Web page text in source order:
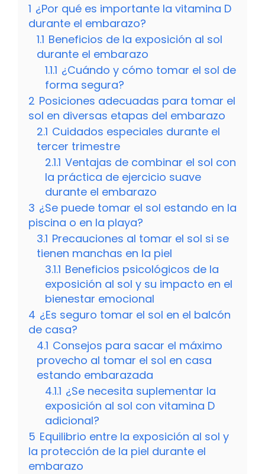
1 ¿Por qué es importante la vitamina D
durante el embarazo?
1.1 Beneficios de la exposición al sol
durante el embarazo
1.1.1 ¿Cuándo y cómo tomar el sol de
forma segura?
2 Posiciones adecuadas para tomar el
sol en diversas etapas del embarazo
2.1 Cuidados especiales durante el
tercer trimestre
2.1.1 Ventajas de combinar el sol con
la práctica de ejercicio suave
durante el embarazo
3 ¿Se puede tomar el sol estando en la
piscina o en la playa?
3.1 Precauciones al tomar el sol si se
tienen manchas en la piel
3.1.1 Beneficios psicológicos de la
exposición al sol y su impacto en el
bienestar emocional
4 ¿Es seguro tomar el sol en el balcón
de casa?
4.1 Consejos para sacar el máximo
provecho al tomar el sol en casa
estando embarazada
4.1.1 ¿Se necesita suplementar la
exposición al sol con vitamina D
adicional?
5 Equilibrio entre la exposición al sol y
la protección de la piel durante el
embarazo